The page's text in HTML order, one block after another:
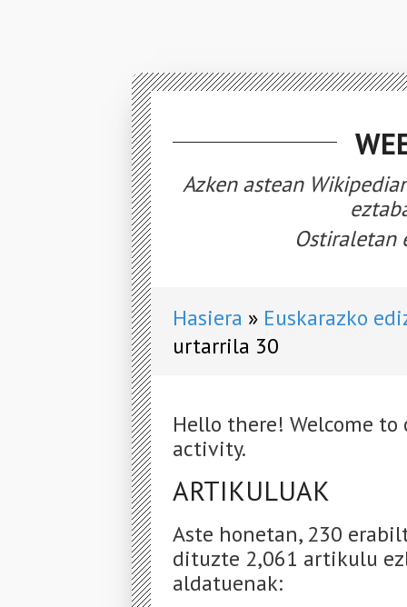
Azken astean
Ostiraletan
Hasiera
Euskarazko
urtarrila 30
Hello there! Welcome
activity.
ARTIKULUAK
Aste honetan, 230
dituzte 2,061 artikulu
aldatuenak: